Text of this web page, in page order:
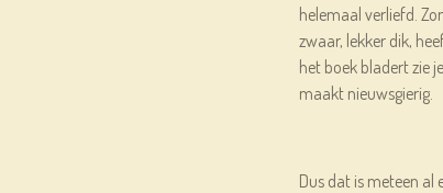
helemaal verliefd.
zwaar, lekker dik,
het boek bladert zie
maakt nieuwsgierig.
Dus dat is meteen al